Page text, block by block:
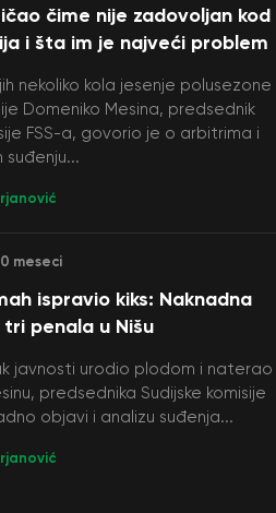
čime nije zadovoljan kod
i šta im je najveći problem
nekoliko kola jesenje polusezone
Domeniko Mesina, predsednik
FSS-a, govorio je o arbitrima i
meseci
ispravio kiks: Naknadna
penala u Nišu
javnosti urodio plodom i naterao
predsednika Sudijske komisije
objavi i analizu suđenja...